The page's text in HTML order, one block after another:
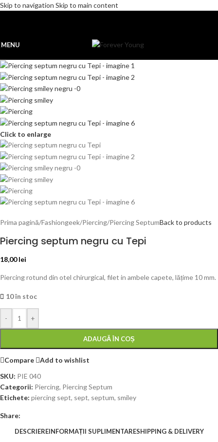
Skip to navigation Skip to main content
MENU
Click to enlarge
Prima pagină/Fashiongeek/Piercing/Piercing SeptumBack to products
Piercing septum negru cu Tepi
18,00lei
Piercing rotund din otel chirurgical, filet in ambele capete, lățime 10 mm.
10 în stoc
- +
ADAUGĂ ÎN COȘ
Compare
Add to wishlist
SKU: PIE 040
Categorii: Piercing, Piercing Septum
Etichete: piercing sept, sept, septum, smiley
Share:
DESCRIEREINFORMAȚII SUPLIMENTARESHIPPING & DELIVERY